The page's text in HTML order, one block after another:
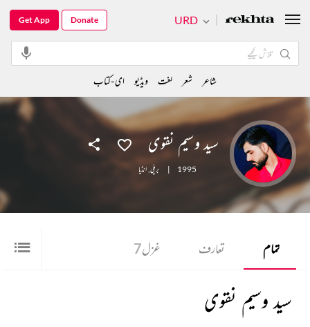
سید وسیم نقوی
1995
| بریلی,انڈیا
تمام تعارف غزل7
سید وسیم نقوی
URD
Get App Donate
شاعر شعر لغت ویڈیو ای-کتاب